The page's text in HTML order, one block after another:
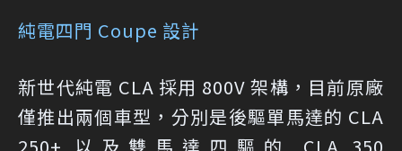
純電四門 Coupe 設計
新世代純電 CLA 採用 800V 架構，目前原廠
僅推出兩個車型，分別是後驅單馬達的 CLA